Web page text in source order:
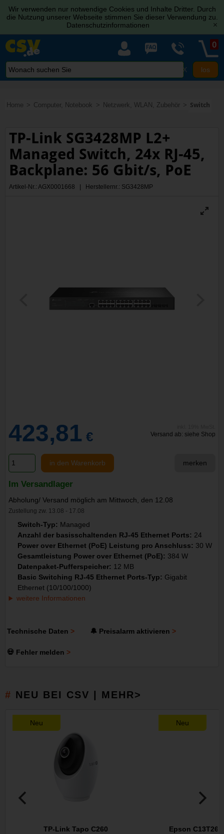
Wir verwenden nur notwendige Cookies und Inhalte Dritter. Durch
die Nutzung unserer Webseite stimmen Sie dieser Verwendung zu.
Datenschutzinformationen
[x]
X
0
Home Computer, Notebook Netzwerk, WLAN, Zubehör Switch
TP-Link SG3428MP L2+
Managed Switch, 24x RJ-45,
Backplane: 56 Gbit/s, PoE
Artikel-Nr.: AGX0001668 | Herstellernr.: SG3428MP
423,81 € Versand ab: siehe Shop
in den Warenkorb merken
Im Versandlager
Abholung/ Versand möglich am Mittwoch, den 12.08
Zustellung zw. 13.08 - 17.08
Switch-Typ: Managed
Anzahl der basisschaltenden RJ-45 Ethernet Ports: 24
Power over Ethernet (PoE) Leistung pro Anschluss: 30 W
Gesamtleistung Power over Ethernet (PoE): 384 W
Datenpaket-Pufferspeicher: 12 MB
Basic Switching RJ-45 Ethernet Ports-Typ: Gigabit
Ethernet (10/100/1000)
weitere Informationen
Technische Daten 🔔 Preisalarm aktivieren
💀 Fehler melden
NEU BEI CSV | MEHR>
Neu
TP-Link Tapo C260
Neu
Epson